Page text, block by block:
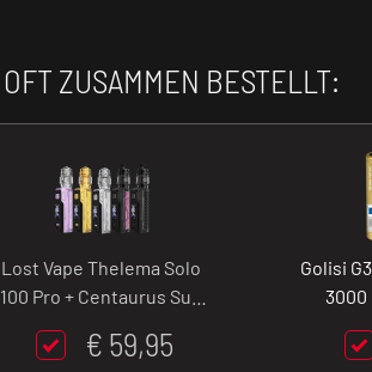
ZUSAMMEN BESTELLT:
Lost Vape Thelema Solo
100 Pro + Centaurus Sub
- 5 ml
€ 59,95
Golisi
3000